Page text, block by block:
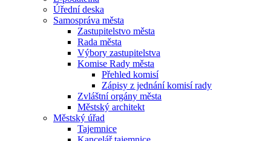
Úřední deska
Samospráva města
Zastupitelstvo města
Rada města
Výbory zastupitelstva
Komise Rady města
Přehled komisí
Zápisy z jednání komisí rady
Zvláštní orgány města
Městský architekt
Městský úřad
Tajemnice